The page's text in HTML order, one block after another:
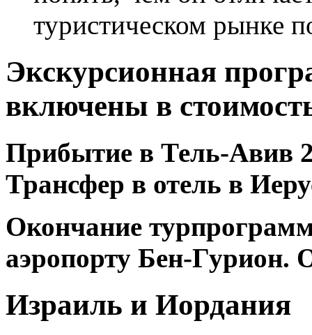
туристическом рынке
Экскурсионная
включены в
Прибытие в Тель-Авив
Трансфер в отель в
Окончание
аэропорту Бен-Гурион.
Израиль и Иордания